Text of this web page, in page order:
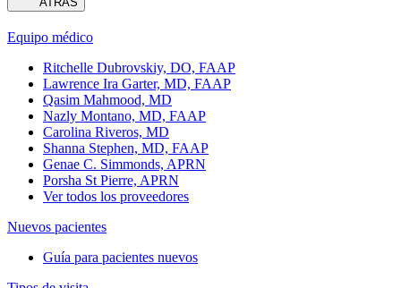
Equipo médico
Ritchelle Dubrovskiy, DO, FAAP
Lawrence Ira Garter, MD, FAAP
Qasim Mahmood, MD
Nazly Montano, MD, FAAP
Carolina Riveros, MD
Shanna Stephen, MD, FAAP
Genae C. Simmonds, APRN
Porsha St Pierre, APRN
Ver todos los proveedores
Nuevos pacientes
Guía para pacientes nuevos